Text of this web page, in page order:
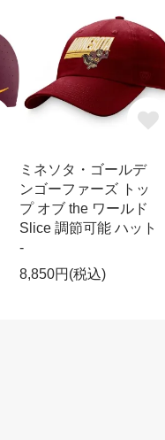
ミネソタ・ゴールデ
ンゴーファーズ トッ
プ オブ the ワールド
Slice 調節可能 ハット
-
8,850円(税込)